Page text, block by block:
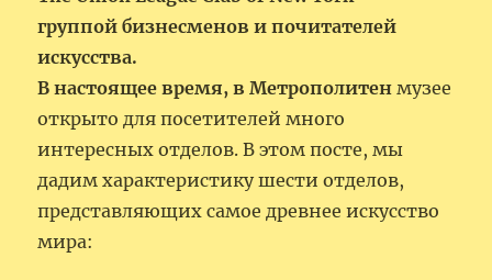
группой бизнесменов и почитателей
искусства.
В настоящее время, в Метрополитен музее
открыто для посетителей много
интересных отделов. В этом посте, мы
дадим характеристику шести отделов,
представляющих самое древнее искусство
мира: